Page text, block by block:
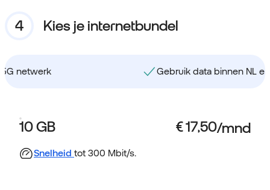
Kies je internetbundel
Gebruik data binnen NL en EU
10 GB
Snelheid tot 300 Mbit/s.